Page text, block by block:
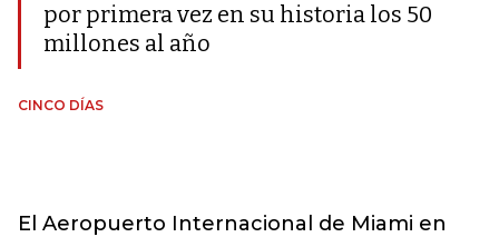
por primera vez en su historia los 50
millones al año
CINCO DÍAS
El Aeropuerto Internacional de Miami en